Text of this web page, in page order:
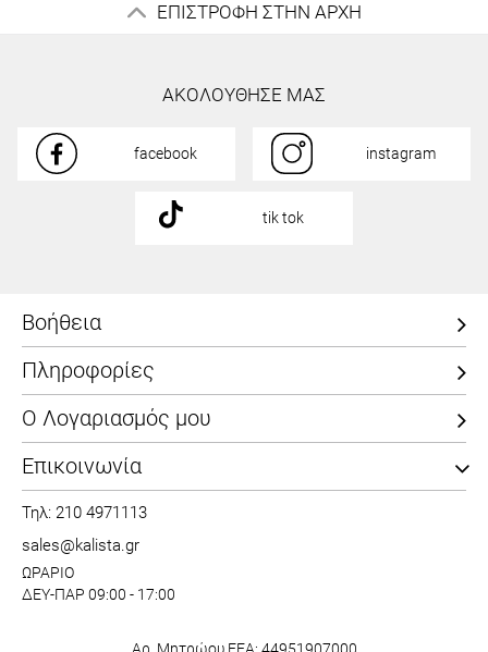
ΕΠΙΣΤΡΟΦΗ ΣΤΗΝ ΑΡΧΗ
ΑΚΟΛΟΥΘΗΣΕ ΜΑΣ
facebook instagram
tik tok
Βοήθεια
Πληροφορίες
Ο Λογαριασμός μου
Επικοινωνία
Τηλ: 210 4971113
sales@kalista.gr
ΩΡΑΡΙΟ
ΔΕΥ-ΠΑΡ 09:00 - 17:00